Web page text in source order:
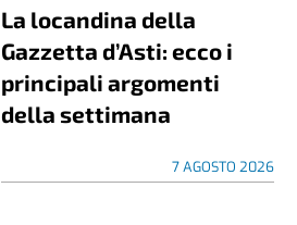
La locandina della
Gazzetta d’Asti: ecco i
principali argomenti
della settimana
7 AGOSTO 2026